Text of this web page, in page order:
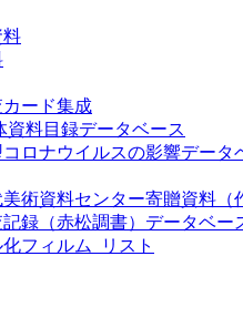
料
ード集成
資料目録データベース
ロナウイルスの影響データ
術資料センター寄贈資料（
録（赤松調書）データベー
フィルム_リスト